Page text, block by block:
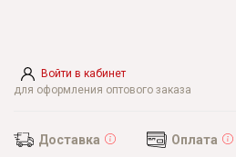
Войти в кабинет
для оформления оптового заказа
Доставка Оплата